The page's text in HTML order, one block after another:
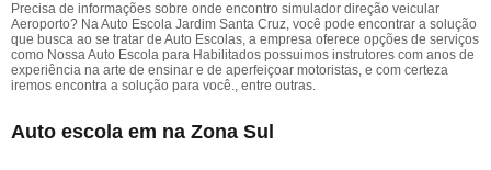
Precisa de informações sobre onde encontro simulador direção veicular
Aeroporto? Na Auto Escola Jardim Santa Cruz, você pode encontrar a solução
que busca ao se tratar de Auto Escolas, a empresa oferece opções de serviços
como Nossa Auto Escola para Habilitados possuimos instrutores com anos de
experiência na arte de ensinar e de aperfeiçoar motoristas, e com certeza
iremos encontra a solução para você., entre outras.
Auto escola em na Zona Sul